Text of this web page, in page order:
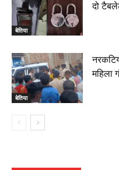
बेतिया
दो
बेतिया
महिला